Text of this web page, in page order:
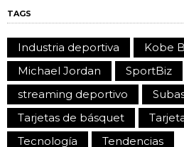
TAGS
Industria deportiva
Kobe
Michael Jordan
SportBiz
streaming deportivo
Tarjetas de básquet
Tecnología
Tendencias